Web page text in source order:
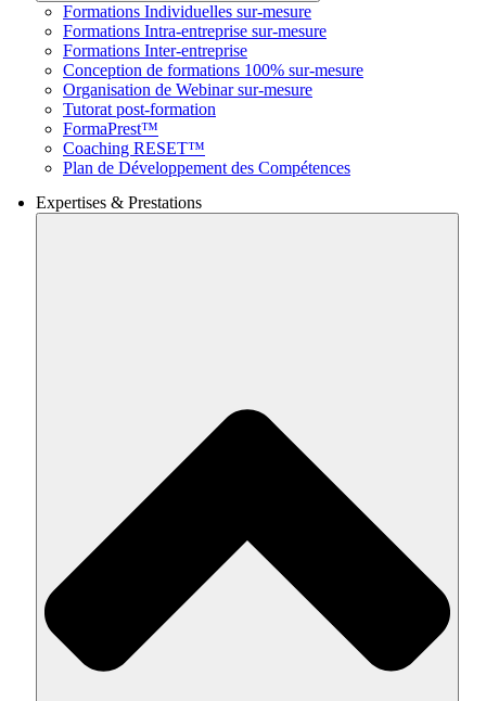
Formations Individuelles sur-mesure
Formations Intra-entreprise sur-mesure
Formations Inter-entreprise
Conception de formations 100% sur-mesure
Organisation de Webinar sur-mesure
Tutorat post-formation
FormaPrest™
Coaching RESET™
Plan de Développement des Compétences
Expertises & Prestations